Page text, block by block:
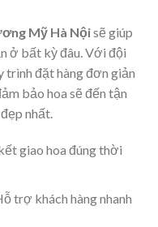
Mỹ Hà Nộisẽ giúp
ở bất kỳ đâu. Với đội
trình đặt hàng đơn giản
bảo hoa sẽ đến tận
nhất.
giao hoa đúng thời
trợ khách hàng nhanh